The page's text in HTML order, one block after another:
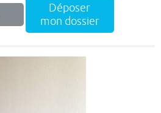
Déposer
mon dossier